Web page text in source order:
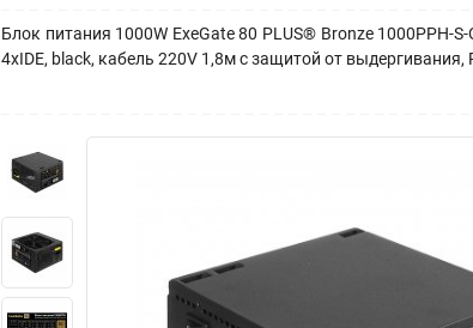
Блок питания 1000W ExeGate 80 PLUS® Bronze 1000PPH-
4xIDE, black, кабель 220V 1,8м с защитой от выдергивания,